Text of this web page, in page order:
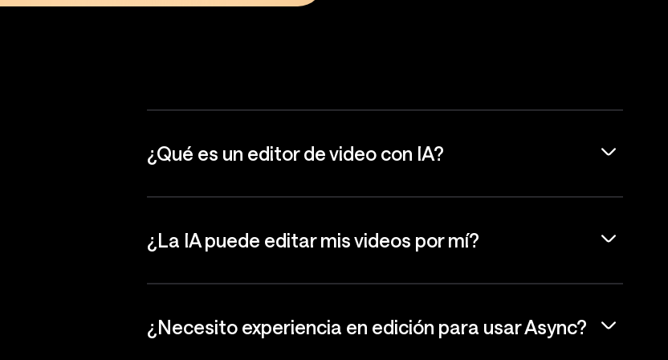
¿Qué es un editor de video con IA?
¿La IA puede editar mis videos por mí?
¿Necesito experiencia en edición para usar Async?